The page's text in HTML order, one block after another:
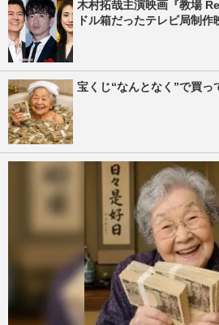
木村拓哉主演映画『教場
ドル箱だったテレビ局制作
宝くじ“なんとなく”で買っ